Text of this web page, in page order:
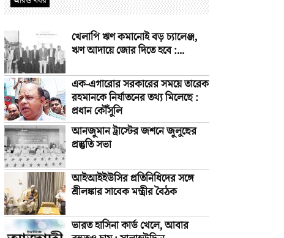
খেলাপি ঋণ কমানোই বড় চ্যালেঞ্জ,
ঋণ আদায়ে জোর দিতে হবে :...
এক-এগারোর সরকারের সময়ে তারেক
রহমানকে নির্যাতনের তথ্য মিলেছে :
প্রধান কৌঁসুলি
আনজুমান ট্রাস্টের জশনে জুলুছের
প্রস্তুতি সভা
আইআইইউসির প্রতিনিধিদের সঙ্গে
শ্রীলঙ্কার সাবেক মন্ত্রীর বৈঠক
ভারত হাসিনা কার্ড খেলে, আবার